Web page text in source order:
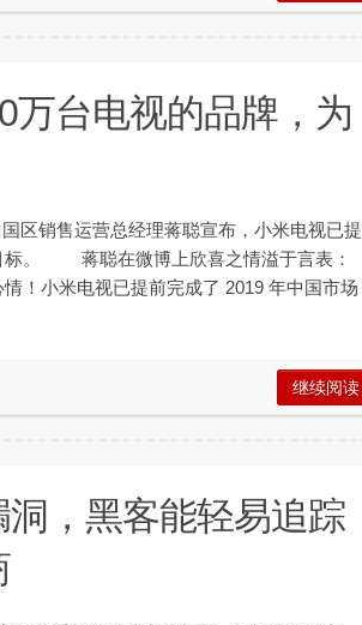
万台电视的品牌，为
售运营总经理蒋聪宣布，小米电视已提
标。 蒋聪在微博上欣喜之情溢于言表：
！小米电视已提前完成了 2019 年中国市场
继续阅读
，黑客能轻易追踪